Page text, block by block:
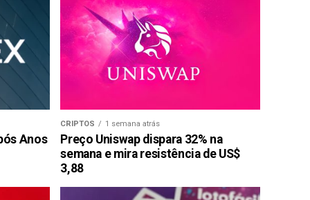
Anos
CRIPTOS 1 semana atrás
Preço Uniswap dispara 32% na
semana e mira resistência de US$
3,88